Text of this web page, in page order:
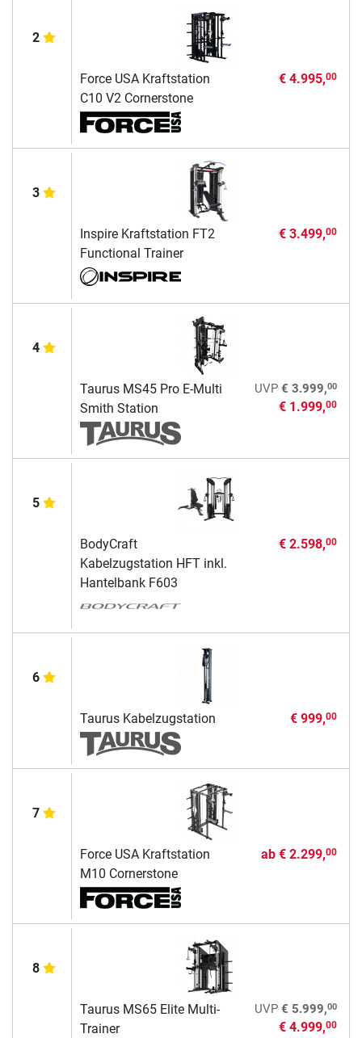
2
Force USA Kraftstation
C10 V2 Cornerstone
€ 4.995,00
3
Inspire Kraftstation FT2
Functional Trainer
€ 3.499,00
4
Taurus MS45 Pro E-Multi
Smith Station
UVP € 3.999,00
€ 1.999,00
5
BodyCraft
Kabelzugstation HFT inkl.
Hantelbank F603
€ 2.598,00
6
Taurus Kabelzugstation € 999,00
7
Force USA Kraftstation
M10 Cornerstone
ab € 2.299,00
8
Taurus MS65 Elite Multi-
Trainer
UVP € 5.999,00
€ 4.999,00